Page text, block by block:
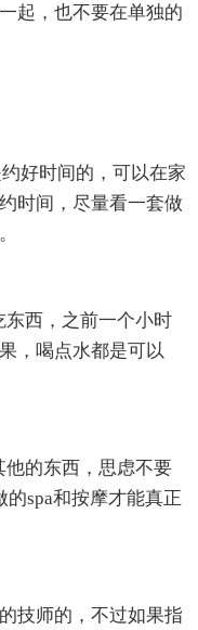
起，也不要在单独的
好时间的，可以在家
时间，尽量看一套做
西，之前一个小时
，喝点水都是可以
的东西，思虑不要
spa和按摩才能真正
师的，不过如果指